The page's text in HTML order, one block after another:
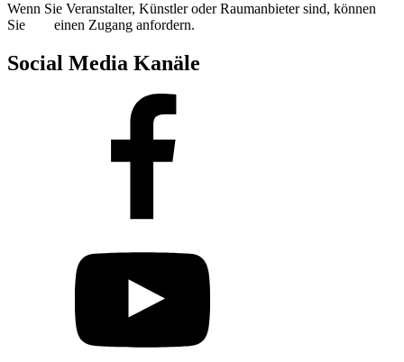
Wenn Sie Veranstalter, Künstler oder Raumanbieter sind, können
Sie
einen Zugang anfordern.
Social Media Kanäle